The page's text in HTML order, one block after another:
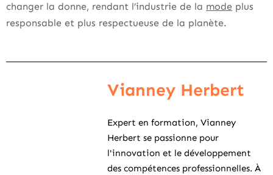
changer la donne, rendant l’industrie de la mode plus
responsable et plus respectueuse de la planète.
Vianney Herbert
Expert en formation, Vianney
Herbert se passionne pour
l'innovation et le développement
des compétences professionnelles. À